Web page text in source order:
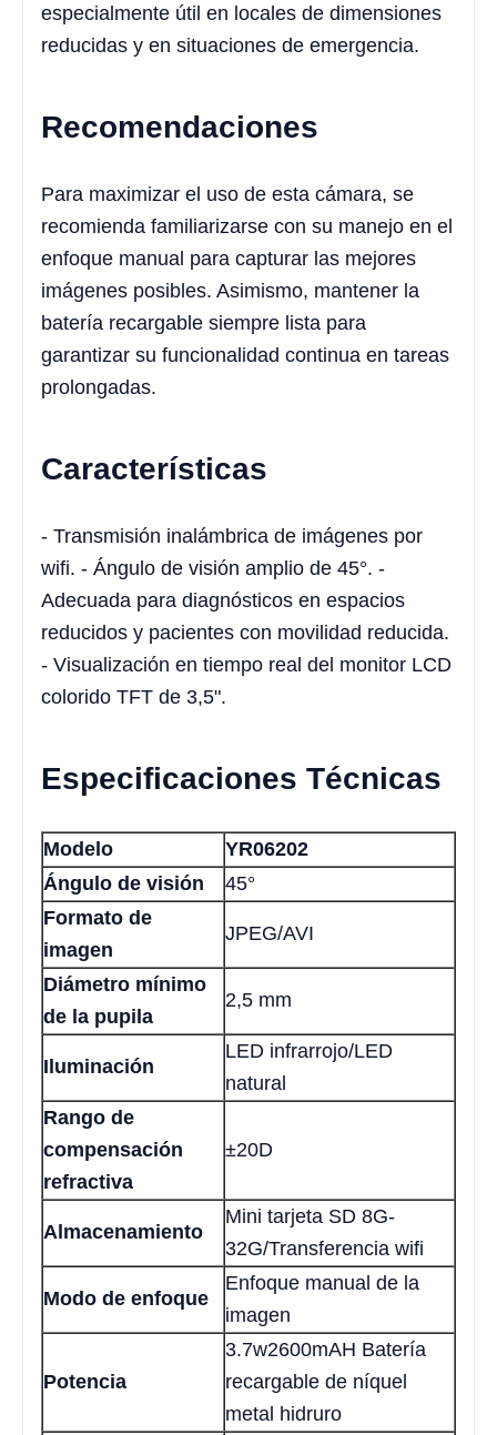
especialmente útil en locales de dimensiones
reducidas y en situaciones de emergencia.
Recomendaciones
Para maximizar el uso de esta cámara, se
recomienda familiarizarse con su manejo en el
enfoque manual para capturar las mejores
imágenes posibles. Asimismo, mantener la
batería recargable siempre lista para
garantizar su funcionalidad continua en tareas
prolongadas.
Características
- Transmisión inalámbrica de imágenes por
wifi. - Ángulo de visión amplio de 45°. -
Adecuada para diagnósticos en espacios
reducidos y pacientes con movilidad reducida.
- Visualización en tiempo real del monitor LCD
colorido TFT de 3,5".
Especificaciones Técnicas
Modelo
YR06202
Ángulo de visión
45°
Formato de
imagen
JPEG/AVI
Diámetro mínimo
de la pupila
2,5 mm
Iluminación
LED infrarrojo/LED
natural
Rango de
compensación
refractiva
±20D
Almacenamiento
Mini tarjeta SD 8G-
32G/Transferencia wifi
Modo de enfoque
Enfoque manual de la
imagen
Potencia
3.7w2600mAH Batería
recargable de níquel
metal hidruro